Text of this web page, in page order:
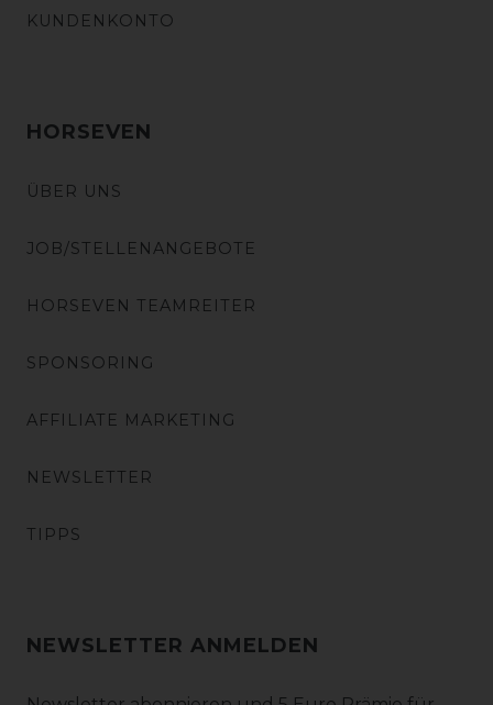
KUNDENKONTO
HORSEVEN
ÜBER UNS
JOB/STELLENANGEBOTE
HORSEVEN TEAMREITER
SPONSORING
AFFILIATE MARKETING
NEWSLETTER
TIPPS
NEWSLETTER ANMELDEN